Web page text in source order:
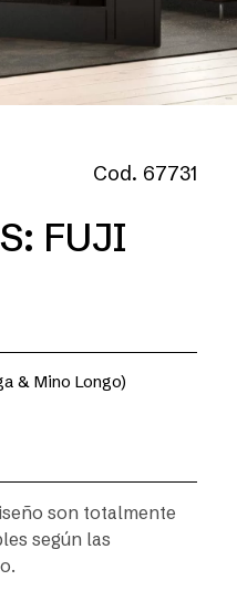
Cod. 67731
FUJI
& Mino Longo)
son totalmente
según las